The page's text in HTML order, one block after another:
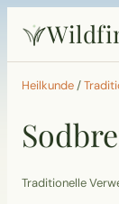
Startseite
Pflanzen
Rezepte
Heilkunde /
Traditionelle